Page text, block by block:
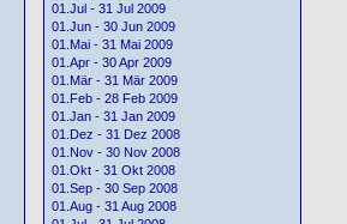
01.Jul - 31 Jul 2009
01.Jun - 30 Jun 2009
01.Mai - 31 Mai 2009
01.Apr - 30 Apr 2009
01.Mär - 31 Mär 2009
01.Feb - 28 Feb 2009
01.Jan - 31 Jan 2009
01.Dez - 31 Dez 2008
01.Nov - 30 Nov 2008
01.Okt - 31 Okt 2008
01.Sep - 30 Sep 2008
01.Aug - 31 Aug 2008